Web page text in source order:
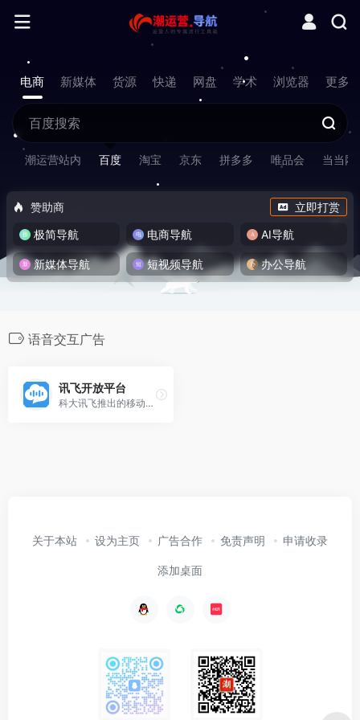
电商 新媒体 货源 快递 网盘 学术 浏览器 更多
潮运营站内 百度 淘宝 京东 拼多多 唯品会 当当网
赞助商
立即打赏
极简导航
电商导航 AI导航
新媒体导航 短视频导航 办公导航
语音交互广告
讯飞开放平台
科大讯飞推出的移动互联网智能交互平台，为开发者免费提供：涵盖语音能力增强型SDK，一站式人机智能语音交互解决方案，专业全面的移动应用分析；
关于本站 设为主页 广告合作 免责声明 申请收录
添加桌面